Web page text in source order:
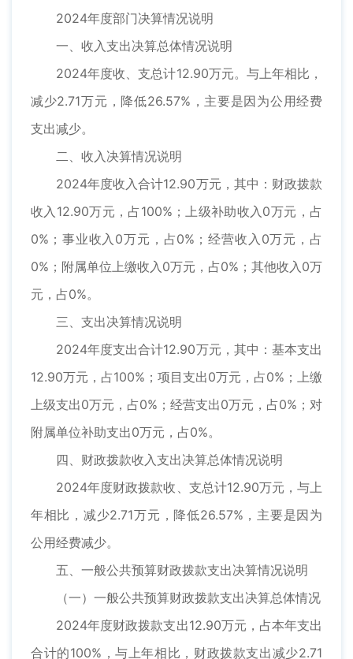
2024年度部门决算情况说明
一、收入支出决算总体情况说明
2024年度收、支总计12.90万元。与上年相比，
减少2.71万元，降低26.57%，主要是因为公用经费
支出减少。
二、收入决算情况说明
2024年度收入合计12.90万元，其中：财政拨款
收入12.90万元，占100%；上级补助收入0万元，占
0%；事业收入0万元，占0%；经营收入0万元，占
0%；附属单位上缴收入0万元，占0%；其他收入0万
元，占0%。
三、支出决算情况说明
2024年度支出合计12.90万元，其中：基本支出
12.90万元，占100%；项目支出0万元，占0%；上缴
上级支出0万元，占0%；经营支出0万元，占0%；对
附属单位补助支出0万元，占0%。
四、财政拨款收入支出决算总体情况说明
2024年度财政拨款收、支总计12.90万元，与上
年相比，减少2.71万元，降低26.57%，主要是因为
公用经费减少。
五、一般公共预算财政拨款支出决算情况说明
（一）一般公共预算财政拨款支出决算总体情况
2024年度财政拨款支出12.90万元，占本年支出
合计的100%，与上年相比，财政拨款支出减少2.71